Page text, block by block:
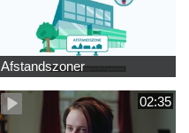
Afstandszoner
02:35